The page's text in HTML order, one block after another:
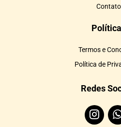
Contato
Termos e
Política de
Redes